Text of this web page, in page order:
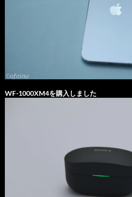
WF-1000XM4を購入しました